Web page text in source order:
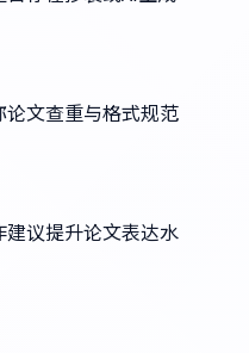
文查重与格式规范
议提升论文表达水